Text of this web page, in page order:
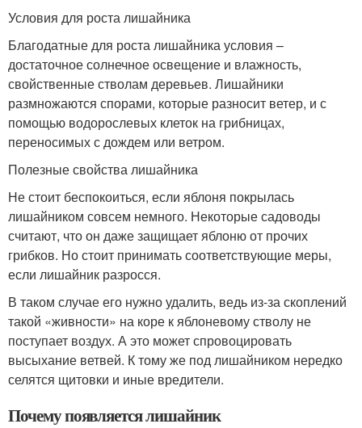
Условия для роста лишайника
Благодатные для роста лишайника условия –
достаточное солнечное освещение и влажность,
свойственные стволам деревьев. Лишайники
размножаются спорами, которые разносит ветер, и с
помощью водорослевых клеток на грибницах,
переносимых с дождем или ветром.
Полезные свойства лишайника
Не стоит беспокоиться, если яблоня покрылась
лишайником совсем немного. Некоторые садоводы
считают, что он даже защищает яблоню от прочих
грибков. Но стоит принимать соответствующие меры,
если лишайник разросся.
В таком случае его нужно удалить, ведь из-за скоплений
такой «живности» на коре к яблоневому стволу не
поступает воздух. А это может спровоцировать
высыхание ветвей. К тому же под лишайником нередко
селятся щитовки и иные вредители.
Почему появляется лишайник